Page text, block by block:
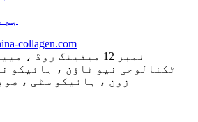
collagen.com
نمبر 12 میفینگ روڈ
ٹکنالوجی نیو ٹاؤن ، ہائیکو
زون ، ہائیکو سٹی ،